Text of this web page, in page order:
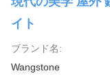
イト
ブランド名:
Wangstone